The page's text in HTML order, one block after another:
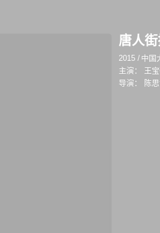
唐人
2015 / 中国
主演：
王
导演：
陈